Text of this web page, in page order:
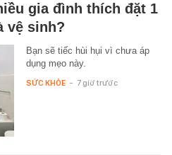
gia đình thích đặt 1
vệ sinh?
Bạn sẽ tiếc hùi hụi vì chưa áp
dụng mẹo này.
SỨC KHỎE - 7 giờ trước